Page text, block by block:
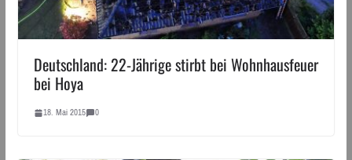
Deutschland: 22-Jährige stirbt bei Wohnhausfeuer
bei Hoya
18. Mai 2015 0